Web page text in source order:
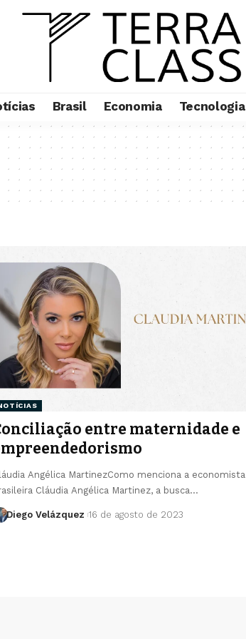
Brasil Economia Tecnologia
entre maternidade e
Angélica MartinezComo menciona a economista
Cláudia Angélica Martinez, a busca…
Diego Velázquez 16 de agosto de 2023